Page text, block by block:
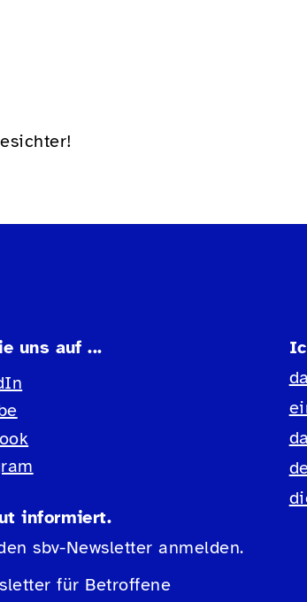
uns auf ...
informiert.
sbv-Newsletter anmelden.
Auswahl
für Betroffene